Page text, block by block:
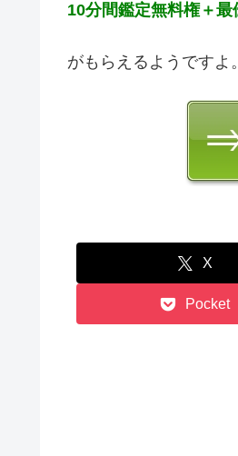
10分間鑑定無料権＋最
がもらえるようですよ。
X
Pocket